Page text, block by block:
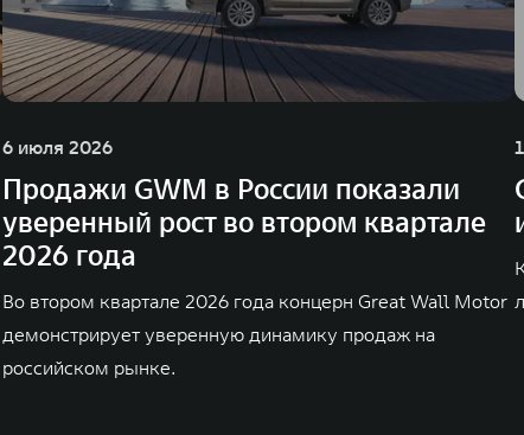
6 июля 2026
Продажи GWM в России показали
уверенный рост во втором квартале
2026 года
Во втором квартале 2026 года концерн Great Wall Motor
демонстрирует уверенную динамику продаж на
российском рынке.